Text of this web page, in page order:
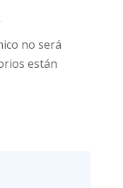
no será
están